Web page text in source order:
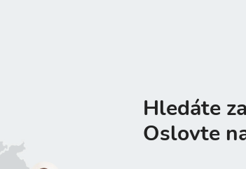
Hledáte
Oslovte